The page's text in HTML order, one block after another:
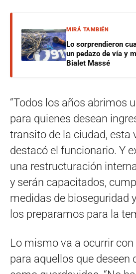
MIRÁ TAMBIÉN
Lo sorprendieron
un pedazo de vía y
Bialet Massé
“Todos los años abrimos
para quienes desean
transito de la ciudad, esta
destacó el funcionario. Y
una restructuración
y serán capacitados,
medidas de bioseguridad
los preparamos para la
Lo mismo va a ocurrir
para aquellos que deseen